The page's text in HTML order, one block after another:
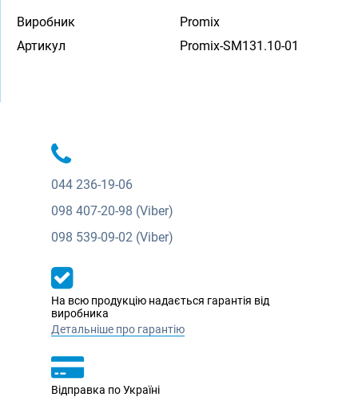
Виробник
Promix
Артикул
Promix-SM131.10-01
044 236-19-06
098 407-20-98 (Viber)
098 539-09-02 (Viber)
На всю продукцію надається гарантія від
виробника
Детальніше про гарантію
Відправка по Україні